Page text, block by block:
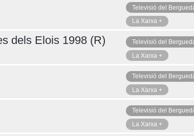
Televisió del
La Xarxa +
dels Elois 1998 (R)
Televisió del
La Xarxa +
Televisió del
La Xarxa +
Televisió del
La Xarxa +